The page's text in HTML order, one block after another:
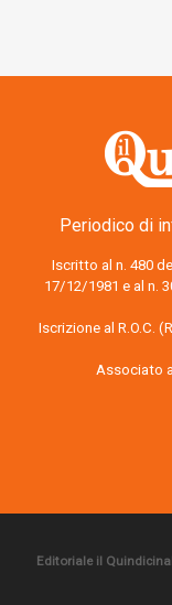
Periodico di
Iscritto al n. 480
17/12/1981 e al n.
Iscrizione al R.O.C.
Associato
Editoriale il